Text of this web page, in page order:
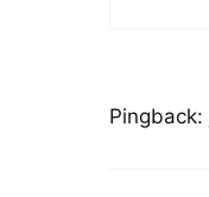
Pingback: